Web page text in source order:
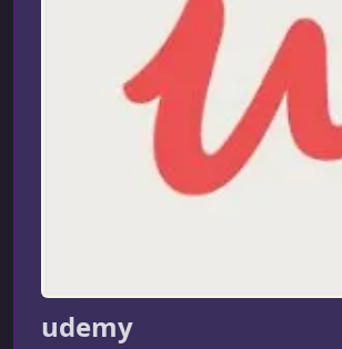
Review of Java Compile and Packaging
УРОК 14.
Creating Java jar files from Command Line
udemy